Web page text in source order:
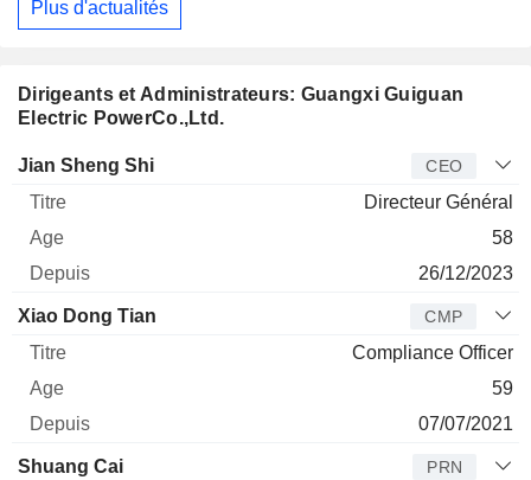
Plus d'actualités
Dirigeants et Administrateurs: Guangxi Guiguan
Electric PowerCo.,Ltd.
Dirigeant Titre
Jian Sheng Shi CEO
Directeur Général
58
26/12/2023
Xiao Dong Tian CMP
Compliance Officer
59
07/07/2021
Shuang Cai PRN